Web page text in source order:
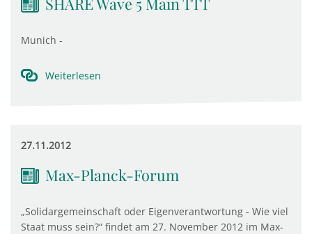
Munich -
Weiterlesen
27.11.2012
Max-Planck-Forum
„Solidargemeinschaft oder Eigenverantwortung - Wie viel
Staat muss sein?“ findet am 27. November 2012 im Max-